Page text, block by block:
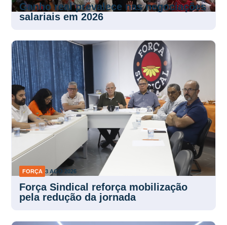
Ganho real prevalece nas negociações
salariais em 2026
FORÇA 3 AGO 2026
Força Sindical reforça mobilização
pela redução da jornada